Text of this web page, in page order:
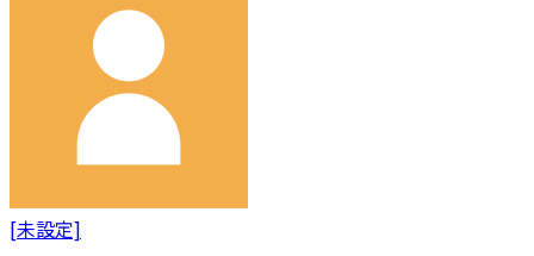
[未設定]